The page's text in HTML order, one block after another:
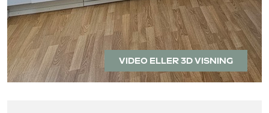
VIDEO ELLER 3D VISNING